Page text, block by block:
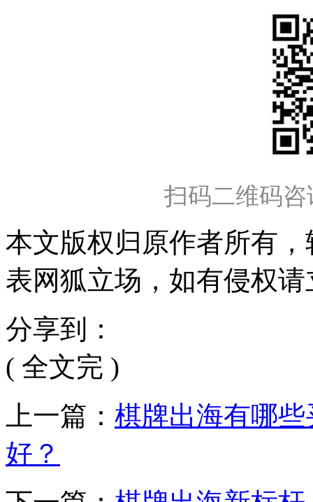
扫码二维码
本文版权归原作者所有
表网狐立场，如有侵权
分享到：
( 全文完 )
上一篇： 棋牌出海有哪
好？